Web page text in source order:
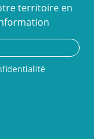
territoire en